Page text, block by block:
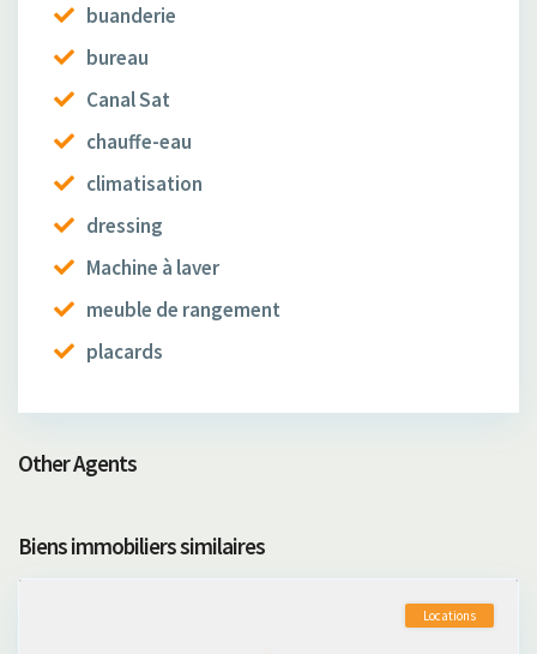
buanderie
bureau
Canal Sat
chauffe-eau
climatisation
dressing
Machine à laver
meuble de rangement
placards
Other Agents
Biens immobiliers similaires
Locations